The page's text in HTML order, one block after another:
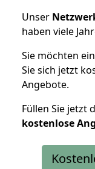
Unser
haben viele
Sie möchten
Sie sich jetzt
Angebote.
Füllen Sie jetzt
kostenlose